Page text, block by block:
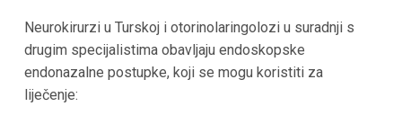
Neurokirurzi u Turskoj i otorinolaringolozi u suradnji s
drugim specijalistima obavljaju endoskopske
endonazalne postupke, koji se mogu koristiti za
liječenje: